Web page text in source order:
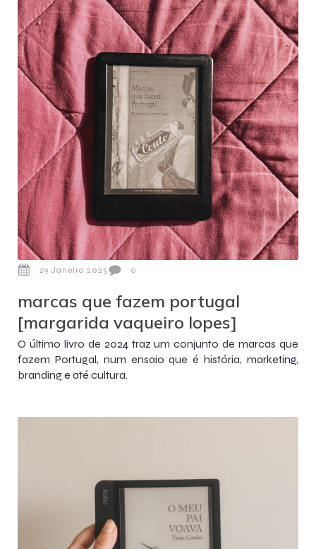
29 Janeiro 2025 0
marcas que fazem portugal
[margarida vaqueiro lopes]
O último livro de 2024 traz um conjunto de marcas que
fazem Portugal, num ensaio que é história, marketing,
branding e até cultura.